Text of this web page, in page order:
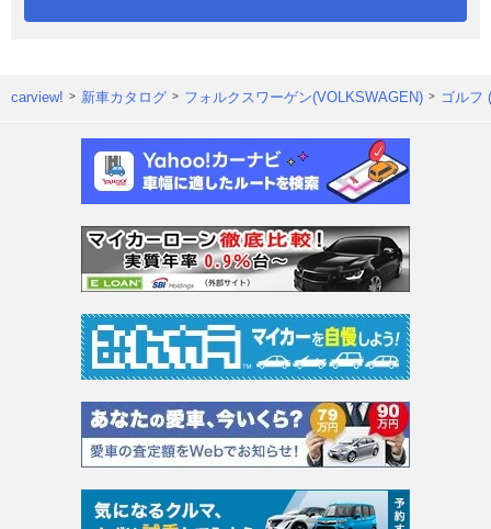
carview! 新車カタログ フォルクスワーゲン(VOLKSWAGEN) ゴルフ